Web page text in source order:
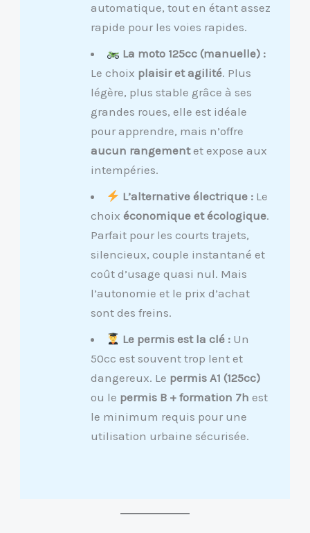
automatique, tout en étant assez
rapide pour les voies rapides.
La moto 125cc (manuelle) :
Le choix plaisir et agilité. Plus
légère, plus stable grâce à ses
grandes roues, elle est idéale
pour apprendre, mais n’offre
aucun rangementet expose aux
intempéries.
L’alternative électrique : Le
choix économique et écologique.
Parfait pour les courts trajets,
silencieux, couple instantané et
coût d’usage quasi nul. Mais
l’autonomie et le prix d’achat
sont des freins.
Le permis est la clé : Un
50cc est souvent trop lent et
dangereux. Le permis A1 (125cc)
ou le permis B + formation 7h est
le minimum requis pour une
utilisation urbaine sécurisée.